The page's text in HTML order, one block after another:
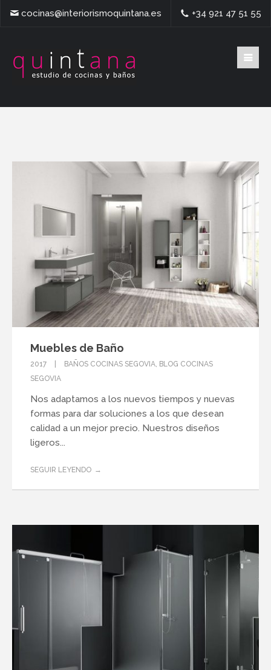
cocinas@interiorismoquintana.es +34 921 47 51 55
Muebles de Baño
2017 BAÑOS COCINAS SEGOVIA BLOG COCINAS
SEGOVIA
Nos adaptamos a los nuevos tiempos y nuevas
formas para dar soluciones a los que desean
calidad a un mejor precio. Nuestros diseños
ligeros...
SEGUIR LEYENDO